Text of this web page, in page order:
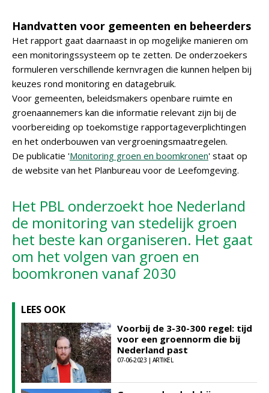
Handvatten voor gemeenten en beheerders
Het rapport gaat daarnaast in op mogelijke manieren om
een monitoringssysteem op te zetten. De onderzoekers
formuleren verschillende kernvragen die kunnen helpen bij
keuzes rond monitoring en datagebruik.
Voor gemeenten, beleidsmakers openbare ruimte en
groenaannemers kan die informatie relevant zijn bij de
voorbereiding op toekomstige rapportageverplichtingen
en het onderbouwen van vergroeningsmaatregelen.
De publicatie 'Monitoring groen en boomkronen' staat op
de website van het Planbureau voor de Leefomgeving.
Het PBL onderzoekt hoe Nederland
de monitoring van stedelijk groen
het beste kan organiseren. Het gaat
om het volgen van groen en
boomkronen vanaf 2030
LEES OOK
Voorbij de 3-30-300 regel: tijd
voor een groennorm die bij
Nederland past
07-06-2023 | ARTIKEL